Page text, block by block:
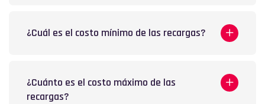
¿Cuál es el costo mínimo de las recargas?
¿Cuánto es el costo máximo de las
recargas?